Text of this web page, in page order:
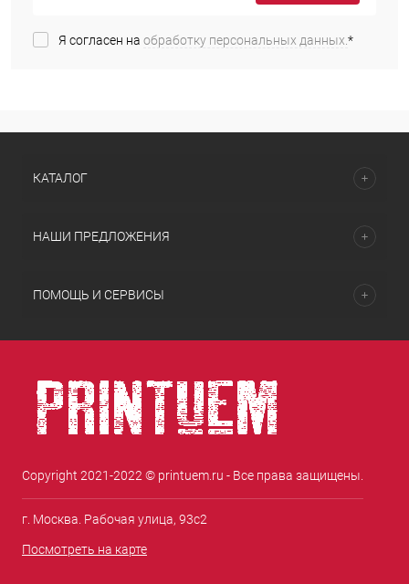
Я согласен на обработку персональных данных.*
КАТАЛОГ
НАШИ ПРЕДЛОЖЕНИЯ
ПОМОЩЬ И СЕРВИСЫ
Copyright 2021-2022 © printuem.ru - Все права защищены.
г. Москва. Рабочая улица, 93с2
Посмотреть на карте